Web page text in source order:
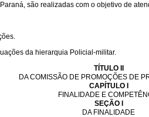
são realizadas com o objetivo de
da hierarquia Policial-militar.
TÍTULO II
DA COMISSÃO DE PROMOÇÕES DE
CAPÍTULO I
FINALIDADE E
SEÇÃO I
DA FINALIDADE